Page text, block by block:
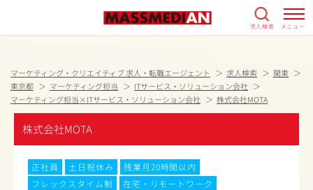
求人検索 メニュー
マーケティング・クリエイティブ 求人・転職エージェント 求人検索
関東
東京都
マーケティング担当
ITサービス・ソリューション会社
マーケティング担当×ITサービス・ソリューション会社
株式会社MOTA
株式会社MOTA
正社員 土日祝休み
残業月20時間以内
フレックスタイム制
在宅・リモートワーク